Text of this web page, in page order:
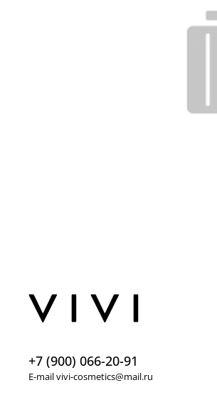
+7 (900) 066-20-91
E-mail vivi-cosmetics@mail.ru